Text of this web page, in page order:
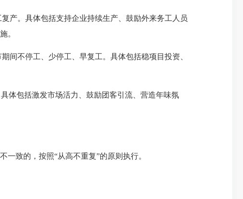
产。具体包括支持企业持续生产、鼓励外来务工人员
。
不停工、少停工、早复工。具体包括稳项目投资、
体包括激发市场活力、鼓励团客引流、营造年味氛
致的，按照“从高不重复”的原则执行。